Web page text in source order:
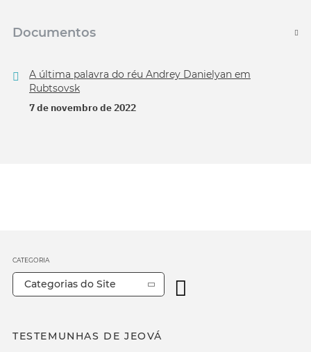
Documentos
A última palavra do réu Andrey Danielyan em
Rubtsovsk
7 de novembro de 2022
TESTEMUNHAS DE JEOVÁ
CATEGORIA
Categorias do Site